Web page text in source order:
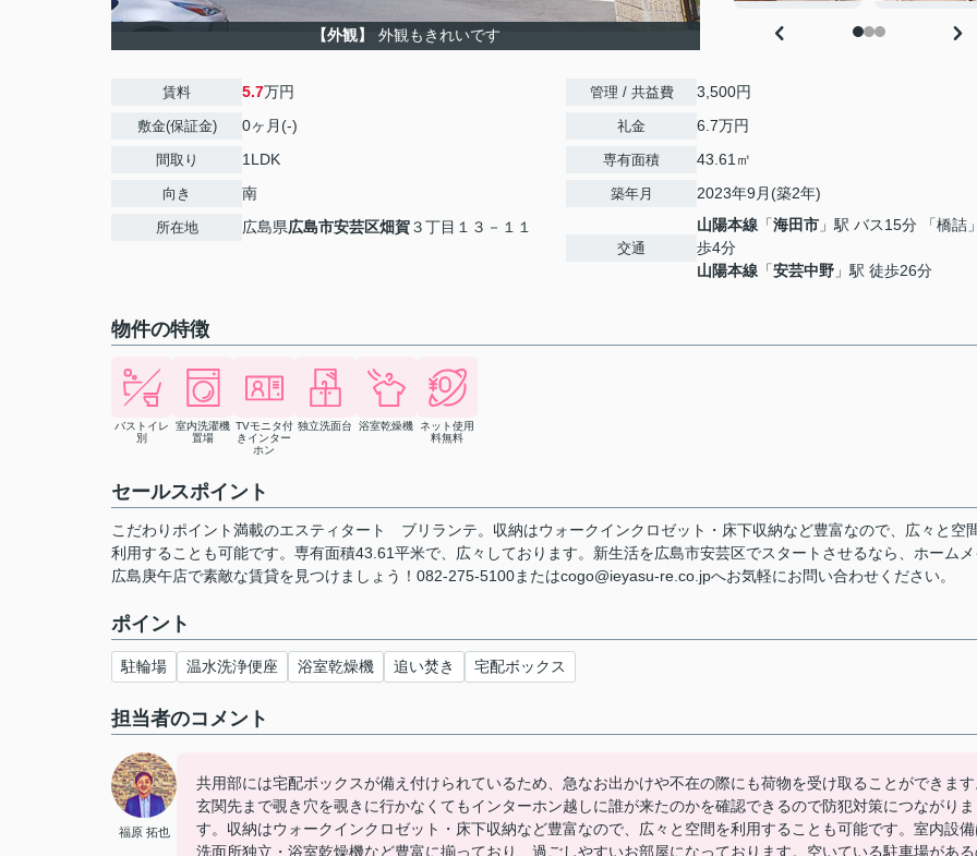
【外観】 外観もきれいです
賃料 5.7万円
敷金(保証金) 0ヶ月(-)
間取り 1LDK
向き 南
所在地 広島県広島市安芸区畑賀３丁目１３－１１
管理 / 共益費 3,500円
礼金 6.7万円
専有面積 43.61㎡
築年月 2023年9月(築2年)
交通
山陽本線 「海田市 」駅 バス15分 「橋詰
歩4分
山陽本線 「安芸中野 」駅 徒歩26分
物件の特徴
バストイレ
別
室内洗濯機
置場
TVモニタ付
きインター
ホン
独立洗面台 浴室乾燥機 ネット使用
料無料
セールスポイント
こだわりポイント満載のエスティタート ブリランテ。収納はウォークインクロゼット・床下収納など豊富なので、広々と空
利用することも可能です。専有面積43.61平米で、広々しております。新生活を広島市安芸区でスタートさせるなら、ホームメ
広島庚午店で素敵な賃貸を見つけましょう！082-275-5100またはcogo@ieyasu-re.co.jpへお気軽にお問い合わせください。
ポイント
駐輪場 温水洗浄便座 浴室乾燥機 追い焚き 宅配ボックス
担当者のコメント
福原 拓也
共用部には宅配ボックスが備え付けられているため、急なお出かけや不在の際にも荷物を受け取ることができます
玄関先まで覗き穴を覗きに行かなくてもインターホン越しに誰が来たのかを確認できるので防犯対策につながりま
す。収納はウォークインクロゼット・床下収納など豊富なので、広々と空間を利用することも可能です。室内設備
洗面所独立・浴室乾燥機など豊富に揃っており、過ごしやすいお部屋になっております。空いている駐車場があ